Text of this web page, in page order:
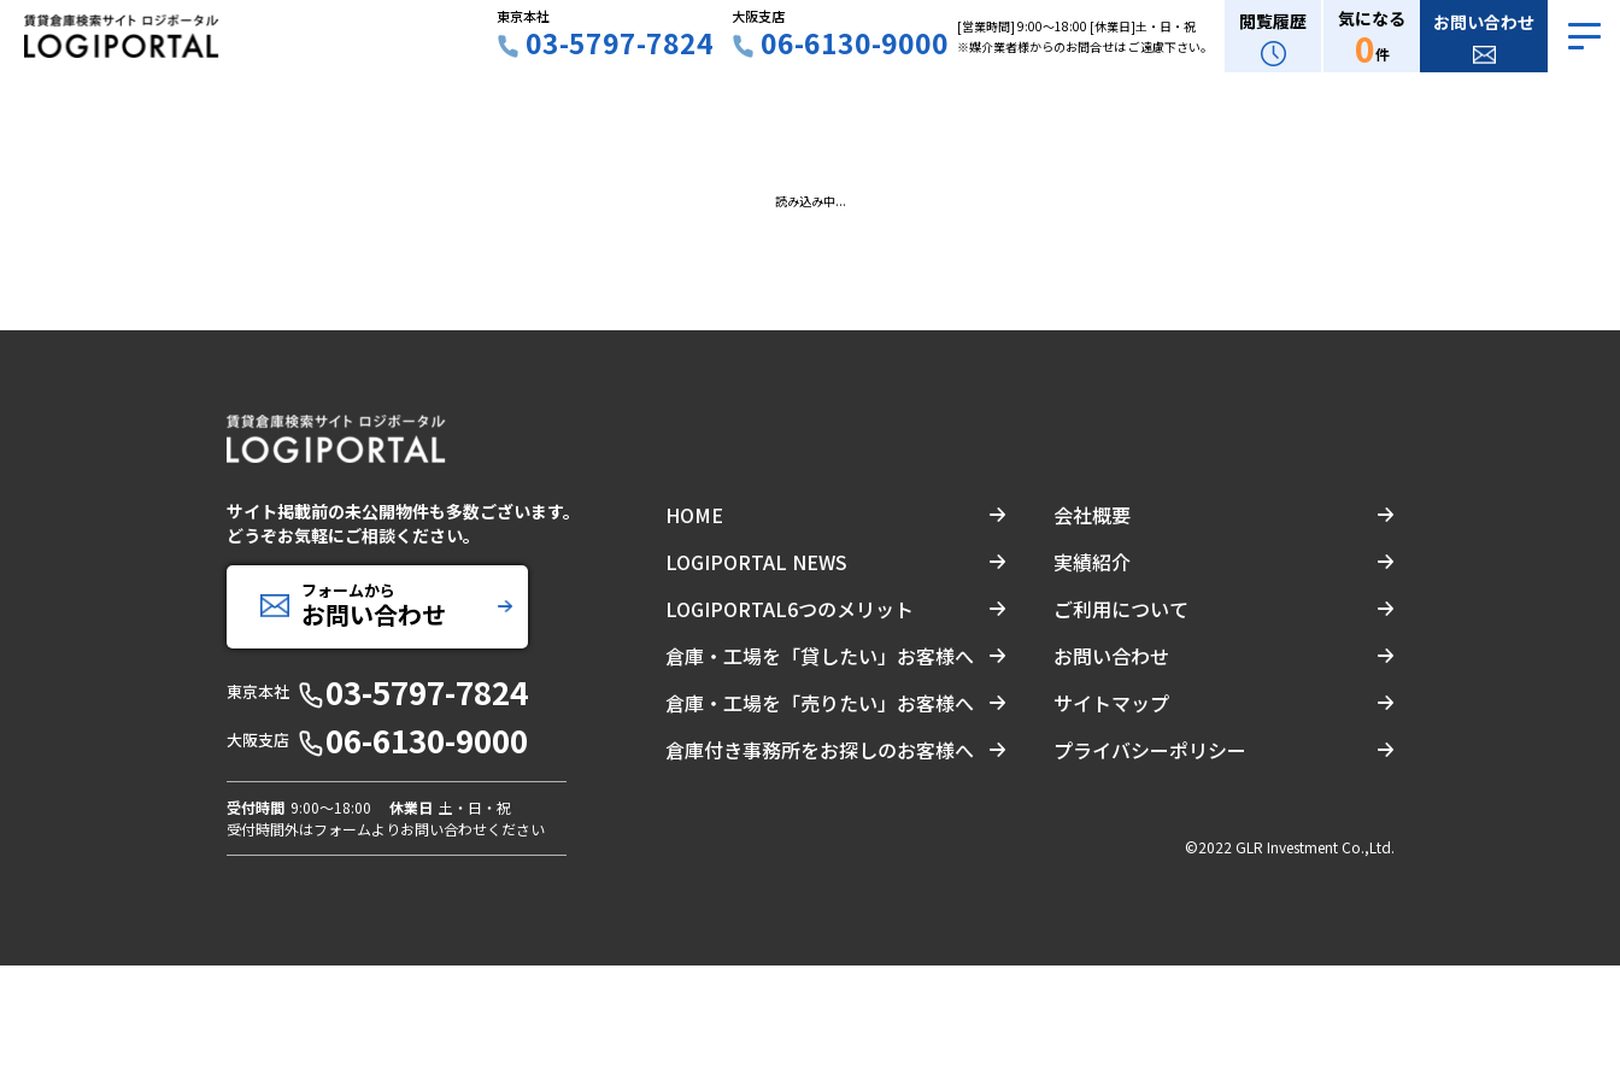
東京本社
03-5797-7824
大阪支店
06-6130-9000 [営業時間] 9:00〜18:00 [休業日]土・日・祝
※媒介業者様からのお問合せは ご遠慮下さい。
閲覧履歴 気になる
0件
お問い合わせ
読み込み中...
サイト掲載前の未公開物件も多数ございます。
どうぞお気軽にご相談ください。
フォームから
お問い合わせ
東京本社 03-5797-7824
大阪支店 06-6130-9000
受付時間 9:00〜18:00 休業日 土・日・祝
受付時間外はフォームよりお問い合わせください
HOME
LOGIPORTAL NEWS
LOGIPORTAL6つのメリット
倉庫・工場を「貸したい」お客様へ
倉庫・工場を「売りたい」お客様へ
倉庫付き事務所をお探しのお客様へ
会社概要
実績紹介
ご利用について
お問い合わせ
サイトマップ
プライバシーポリシー
©2022 GLR Investment Co.,Ltd.